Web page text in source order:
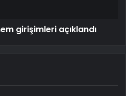
girişimleri açıklandı